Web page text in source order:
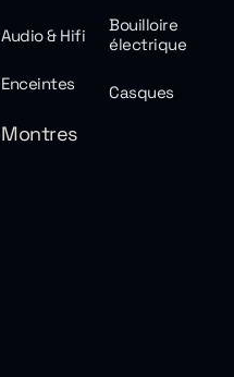
Bouilloire
électrique
Audio & Hifi
Enceintes Casques
Montres